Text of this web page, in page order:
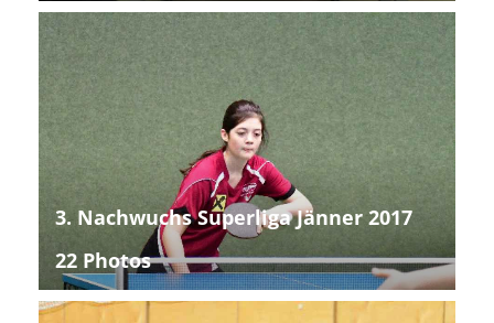
3. Nachwuchs Superliga Jänner 2017
22 Photos